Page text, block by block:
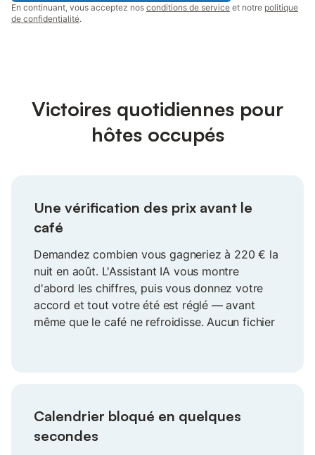
En continuant, vous acceptez nos conditions de service et notre politique
de confidentialité.
Victoires quotidiennes pour
hôtes occupés
Une vérification des prix avant le
café
Demandez combien vous gagneriez à 220 € la
nuit en août. L'Assistant IA vous montre
d'abord les chiffres, puis vous donnez votre
accord et tout votre été est réglé — avant
même que le café ne refroidisse. Aucun fichier
Calendrier bloqué en quelques
secondes